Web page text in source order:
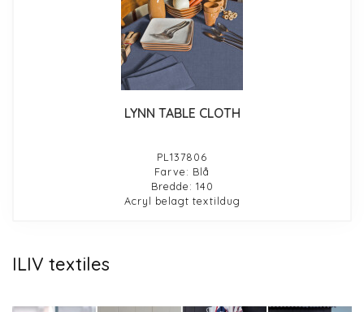
LYNN TABLE CLOTH
PL137806
Farve: Blå
Bredde: 140
Acryl belagt textildug
ILIV textiles